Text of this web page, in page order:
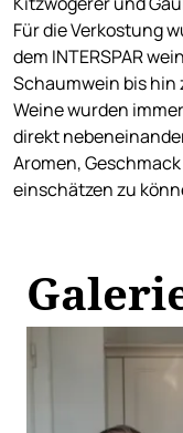
Für die Verkostung
dem INTERSPAR
Schaumwein bis hin
Weine wurden immer
direkt
Aromen,
einschätzen zu